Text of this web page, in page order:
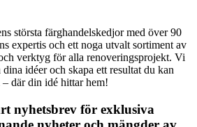
största färghandelskedjor med över 90
expertis och ett noga utvalt sortiment av
verktyg för alla renoveringsprojekt. Vi
idéer och skapa ett resultat du kan
där din idé hittar hem!
nyhetsbrev för exklusiva